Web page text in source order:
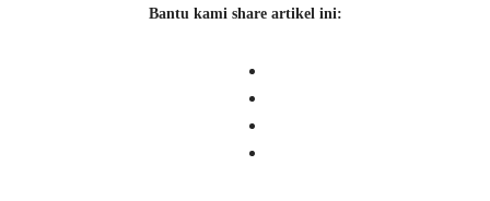
Bantu kami share artikel ini: